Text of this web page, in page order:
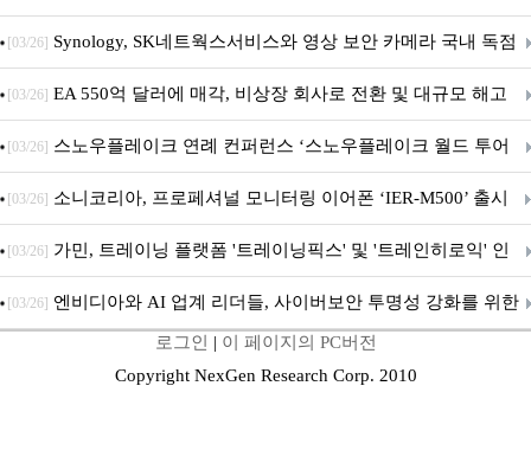
[03/26] Synology, SK네트웍스서비스와 영상 보안 카메라 국내 독점
판매 파트너십 체결
[03/26] EA 550억 달러에 매각, 비상장 회사로 전환 및 대규모 해고
전망
[03/26] 스노우플레이크 연례 컨퍼런스 ‘스노우플레이크 월드 투어
서울’ 개최
[03/26] 소니코리아, 프로페셔널 모니터링 이어폰 ‘IER-M500’ 출시
[03/26] 가민, 트레이닝 플랫폼 '트레이닝픽스' 및 '트레인히로익' 인
수로 선수와 코치에 맞춤형 훈련 지원 확대
[03/26] 엔비디아와 AI 업계 리더들, 사이버보안 투명성 강화를 위한
SAFE 가이드라인 제안
로그인 | 이 페이지의 PC버전
Copyright NexGen Research Corp. 2010